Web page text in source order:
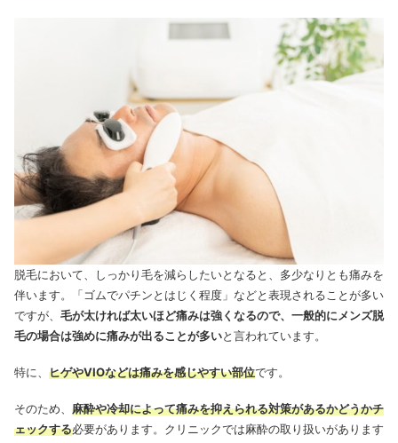
脱毛において、しっかり毛を減らしたいとなると、多少なりとも痛みを
伴います。「ゴムでパチンとはじく程度」などと表現されることが多い
ですが、 毛が太ければ太いほど痛みは強くなるので、一般的にメンズ脱
毛の場合は強めに痛みが出ることが多いと言われています。
特に、 ヒゲやVIOなどは痛みを感じやすい部位です。
そのため、 麻酔や冷却によって痛みを抑えられる対策があるかどうかチ
ェックする必要があります。クリニックでは麻酔の取り扱いがあります